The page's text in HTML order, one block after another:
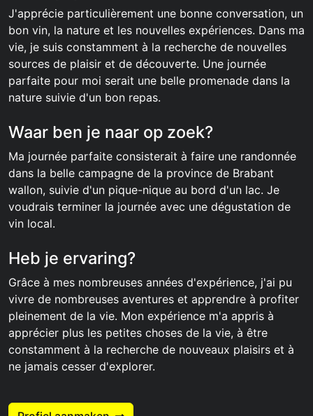
J'apprécie particulièrement une bonne conversation, un
bon vin, la nature et les nouvelles expériences. Dans ma
vie, je suis constamment à la recherche de nouvelles
sources de plaisir et de découverte. Une journée
parfaite pour moi serait une belle promenade dans la
nature suivie d'un bon repas.
Waar ben je naar op zoek?
Ma journée parfaite consisterait à faire une randonnée
dans la belle campagne de la province de Brabant
wallon, suivie d'un pique-nique au bord d'un lac. Je
voudrais terminer la journée avec une dégustation de
vin local.
Heb je ervaring?
Grâce à mes nombreuses années d'expérience, j'ai pu
vivre de nombreuses aventures et apprendre à profiter
pleinement de la vie. Mon expérience m'a appris à
apprécier plus les petites choses de la vie, à être
constamment à la recherche de nouveaux plaisirs et à
ne jamais cesser d'explorer.